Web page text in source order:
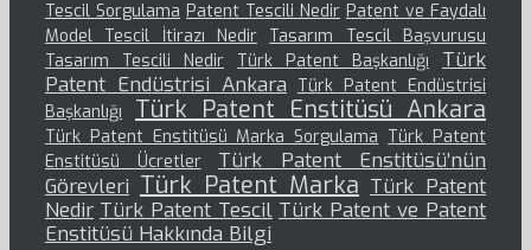
Tescil Sorgulama Patent Tescili Nedir Patent ve Faydalı
Model Tescil İtirazı Nedir Tasarım Tescil Başvurusu
Tasarım Tescili Nedir
Türk Patent Başkanlığı
Türk
Patent Endüstrisi Ankara Türk Patent Endüstrisi
Başkanlığı
Türk Patent Enstitüsü Ankara
Türk Patent Enstitüsü Marka Sorgulama Türk Patent
Enstitüsü Ücretler
Türk Patent Enstitüsü’nün
Görevleri Türk Patent Marka Türk Patent
Nedir Türk Patent Tescil Türk Patent ve Patent
Enstitüsü Hakkında Bilgi